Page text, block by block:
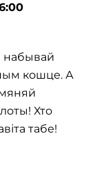
набывай
кошце. А
Хто
табе!